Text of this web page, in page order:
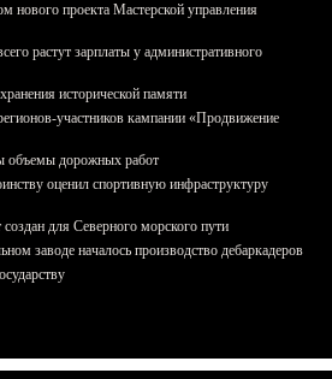
нового проекта Мастерской управления
растут зарплаты у административного
исторической памяти
участников кампании «Продвижение
объемы дорожных работ
оценил спортивную инфраструктуру
для Северного морского пути
заводе началось производство дебаркадеров